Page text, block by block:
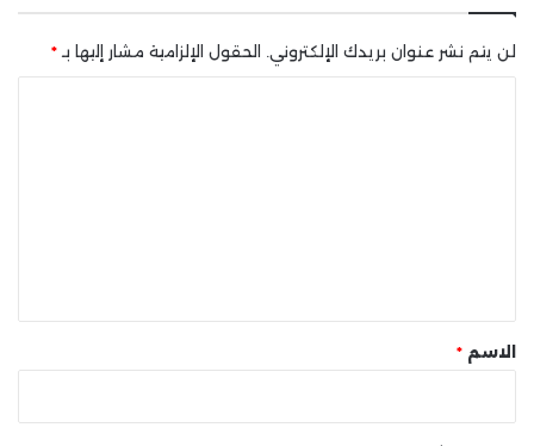
لن يتم نشر عنوان بريدك الإلكتروني. الحقول الإلزامية مشار إليها بـ *
* الاسم *